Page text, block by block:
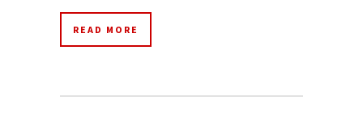
READ MORE